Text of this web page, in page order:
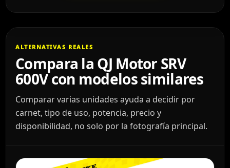
ALTERNATIVAS REALES
Compara la QJ Motor SRV
600V con modelos similares
Comparar varias unidades ayuda a decidir por
carnet, tipo de uso, potencia, precio y
disponibilidad, no solo por la fotografía principal.